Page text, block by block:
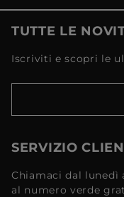
TUTTE LE
Iscriviti e scopri le
SERVIZIO
Chiamaci dal lunedì
al numero verde